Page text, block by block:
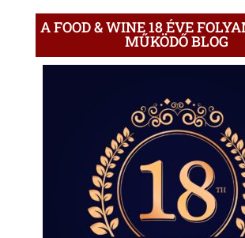
A FOOD & WINE 18 ÉVE
MŰKÖDŐ BLOG